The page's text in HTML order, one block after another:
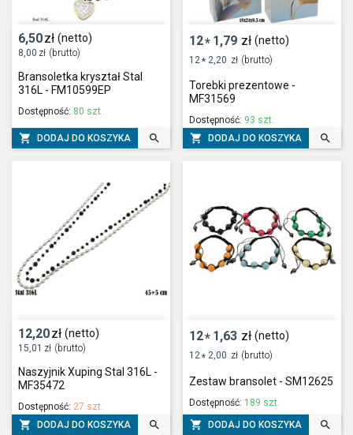
6,50zł (netto)
8,00 zł (brutto)
Bransoletka kryształ Stal
316L - FM10599EP
Dostępność: 80 szt.
 DODAJ DO KOSZYKA 
12* 1,79 zł (netto)
12 * 2,20 zł (brutto)
Torebki prezentowe -
MF31569
Dostępność: 93 szt.
 DODAJ DO KOSZYKA 
12,20zł (netto)
15,01 zł (brutto)
Naszyjnik Xuping Stal 316L -
MF35472
Dostępność: 27 szt.
 DODAJ DO KOSZYKA 
12* 1,63 zł (netto)
12 * 2,00 zł (brutto)
Zestaw bransolet - SM12625
Dostępność: 189 szt.
 DODAJ DO KOSZYKA 